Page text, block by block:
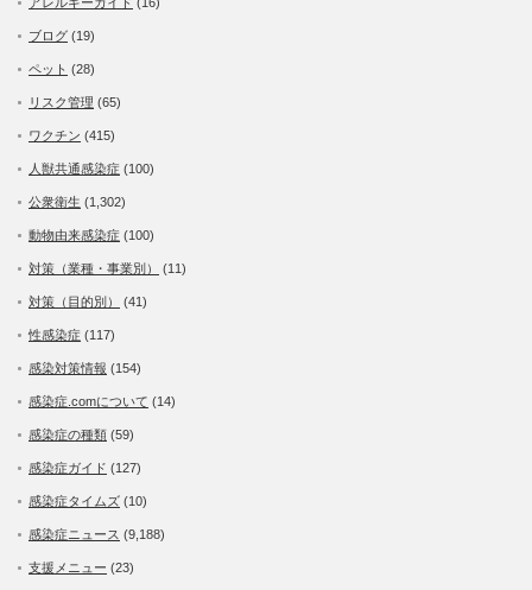
アレルギーガイド (16)
ブログ (19)
ペット (28)
リスク管理 (65)
ワクチン (415)
人獣共通感染症 (100)
公衆衛生 (1,302)
動物由来感染症 (100)
対策（業種・事業別） (11)
対策（目的別） (41)
性感染症 (117)
感染対策情報 (154)
感染症.comについて (14)
感染症の種類 (59)
感染症ガイド (127)
感染症タイムズ (10)
感染症ニュース (9,188)
支援メニュー (23)